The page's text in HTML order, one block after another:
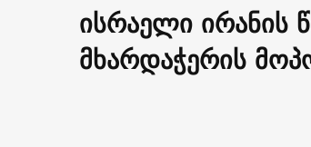
ისრაელი ირანის
მხარდაჭერის